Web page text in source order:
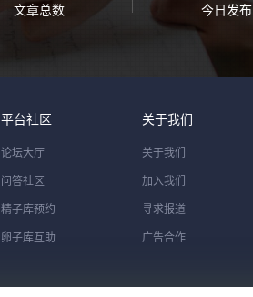
文章总数 今日发布
平台社区
论坛大厅
问答社区
精子库预约
卵子库互助
关于我们
关于我们
加入我们
寻求报道
广告合作